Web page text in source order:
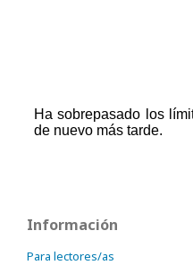
Información
Para lectores/as